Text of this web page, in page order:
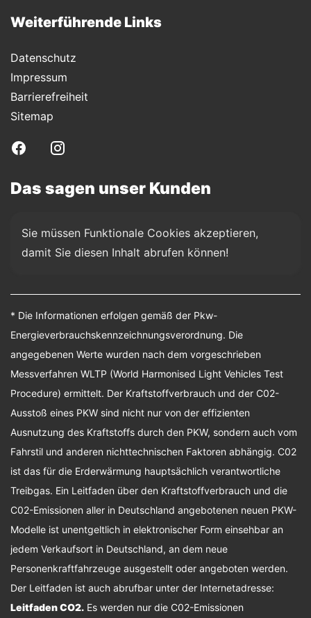
Weiterführende Links
Datenschutz
Impressum
Barrierefreiheit
Sitemap
Das sagen unser Kunden
Sie müssen Funktionale Cookies akzeptieren,
damit Sie diesen Inhalt abrufen können!
* Die Informationen erfolgen gemäß der Pkw-
Energieverbrauchskennzeichnungsverordnung. Die
angegebenen Werte wurden nach dem vorgeschrieben
Messverfahren WLTP (World Harmonised Light Vehicles Test
Procedure) ermittelt. Der Kraftstoffverbrauch und der C02-
Ausstoß eines PKW sind nicht nur von der effizienten
Ausnutzung des Kraftstoffs durch den PKW, sondern auch vom
Fahrstil und anderen nichttechnischen Faktoren abhängig. C02
ist das für die Erderwärmung hauptsächlich verantwortliche
Treibgas. Ein Leitfaden über den Kraftstoffverbrauch und die
C02-Emissionen aller in Deutschland angebotenen neuen PKW-
Modelle ist unentgeltlich in elektronischer Form einsehbar an
jedem Verkaufsort in Deutschland, an dem neue
Personenkraftfahrzeuge ausgestellt oder angeboten werden.
Der Leitfaden ist auch abrufbar unter der Internetadresse:
Leitfaden CO2. Es werden nur die C02-Emissionen